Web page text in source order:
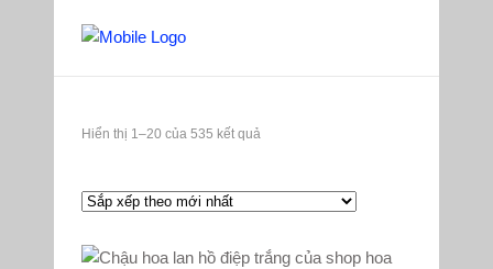
Hiển thị 1–20 của 535 kết quả